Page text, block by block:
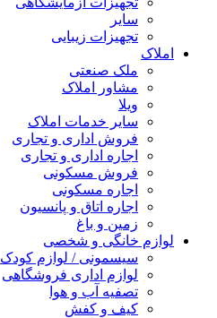
سایر
تجهیزات زیبایی
املاک
ملک صنعتی
مشاور املاک
ویلا
سایر خدمات املاک
فروش اداری و تجاری
اجاره اداری و تجاری
فروش مسکونی
اجاره مسکونی
اجاره اتاق و پانسیون
زمین و باغ
لوازم خانگی و شخصی
سیسمونی / لوازم کودک
لوازم اداری فروشگاهی
تصفیه آب و هوا
کیف و کفش